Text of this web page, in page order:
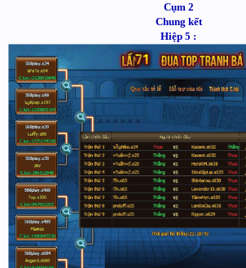
Cụm 2
Chung kết
Hiệp 5 :